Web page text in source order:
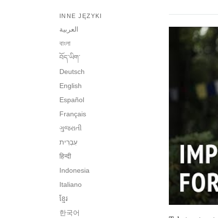
INNE JĘZYKI
العربية
বাংলা
བོད་ཡིག་
Deutsch
English
Español
Français
ગુજરાતી
हिन्दी
Indonesia
Italiano
ខ្មែរ
한국어